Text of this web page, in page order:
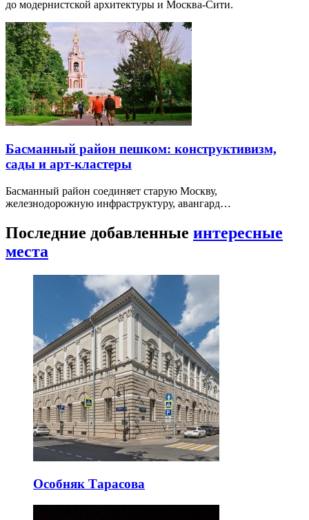
до модернистской архитектуры и Москва-Сити.
Басманный район пешком: конструктивизм,
сады и арт-кластеры
Басманный район соединяет старую Москву,
железнодорожную инфраструктуру, авангард…
Последние добавленные интересные
места
Особняк Тарасова